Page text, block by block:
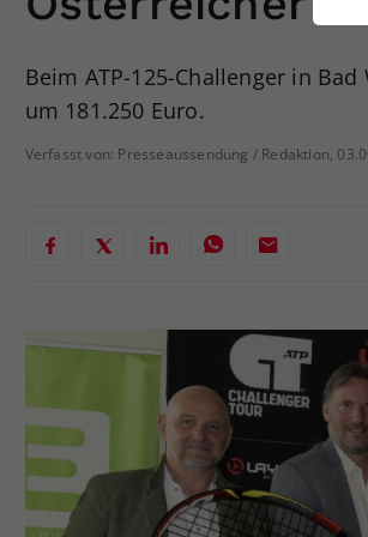
Beim ATP-125-Challenger in
um 181.250 Euro.
Verfasst von: Presseaussendung / Redaktion,